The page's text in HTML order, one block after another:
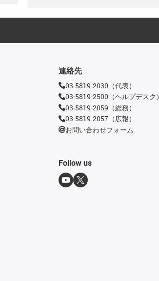
連絡先
03-5819-2030（代表）
03-5819-2500（ヘルプデスク）
03-5819-2059（総務）
03-5819-2057（広報）
お問い合わせフォーム
Follow us